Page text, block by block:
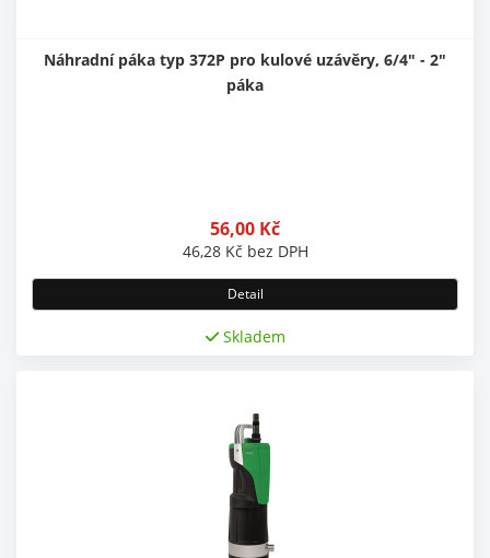
Náhradní páka typ 372P pro kulové uzávěry, 6/4" - 2"
páka
56,00 Kč
46,28 Kč bez DPH
Detail
Skladem